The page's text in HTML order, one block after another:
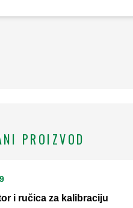
PROIZVOD
i ručica za kalibraciju